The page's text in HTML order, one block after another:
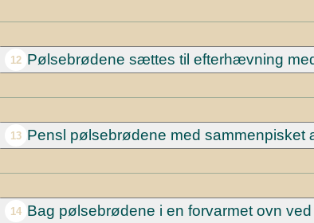
12 Pølsebrødene sættes til efterhævning
13 Pensl pølsebrødene med
14 Bag pølsebrødene i en forvarmet ovn